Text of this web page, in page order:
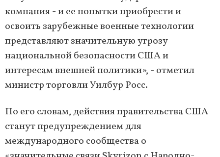
компания - и ее попытки приобрести и
освоить зарубежные военные технологии
представляют значительную угрозу
национальной безопасности США и
интересам внешней политики», - отметил
министр торговли Уилбур Росс.
По его словам, действия правительства США
станут предупреждением для
международного сообщества о